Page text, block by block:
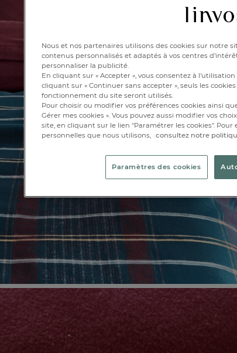
Nous et nos partenaires utilisons des cookies sur notre
contenus personnalisés et adaptés à vos centres
personnaliser la publicité.
En cliquant sur « Accepter », vous consentez à
cliquant sur « Continuer sans accepter », seuls les
fonctionnement du site seront utilisés.
Pour choisir ou modifier vos préférences cookies ainsi
Gérer mes cookies ». Vous pouvez aussi modifier vos
site, en cliquant sur le lien "Paramétrer les cookies".
personnelles que nous utilisons, consultez notre
Paramètres des cookies